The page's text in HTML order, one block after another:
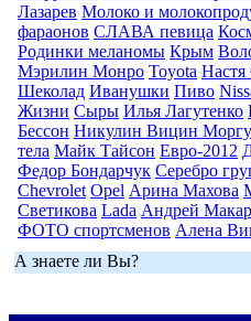
Лазарев Молоко и
фараонов СЛАВА певица
Родинки меланомы Крым
Мэрилин Монро Toyota Настя
Шеколад Иванушки Пиво
Жизни Сыры Илья Лагутенко
Бессон Никулин Вицин
тела Майк Тайсон Евро-2012
Федор Бондарчук Серебро
Chevrolet Opel Арина Махова
Светикова Lada Андрей
ФОТО спортсменов Алена
А знаете ли Вы?